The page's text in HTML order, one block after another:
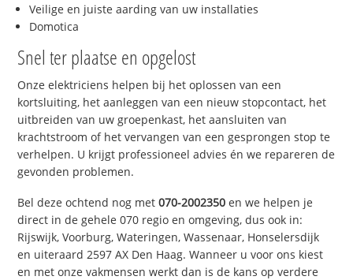
Veilige en juiste aarding van uw installaties
Domotica
Snel ter plaatse en opgelost
Onze elektriciens helpen bij het oplossen van een
kortsluiting, het aanleggen van een nieuw stopcontact, het
uitbreiden van uw groepenkast, het aansluiten van
krachtstroom of het vervangen van een gesprongen stop te
verhelpen. U krijgt professioneel advies én we repareren de
gevonden problemen.
Bel deze ochtend nog met070-2002350 en we helpen je
direct in de gehele 070 regio en omgeving, dus ook in:
Rijswijk, Voorburg, Wateringen, Wassenaar, Honselersdijk
en uiteraard 2597 AX Den Haag. Wanneer u voor ons kiest
en met onze vakmensen werkt dan is de kans op verdere